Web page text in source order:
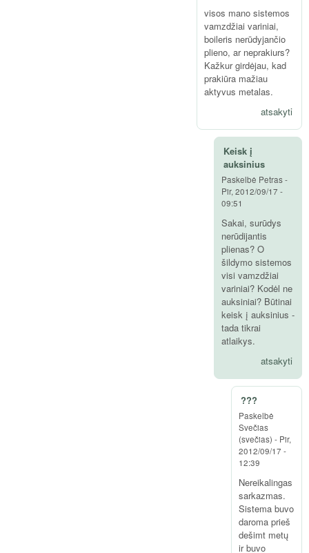
visos mano sistemos
vamzdžiai variniai,
boileris nerūdyjančio
plieno, ar neprakiurs?
Kažkur girdėjau, kad
prakiūra mažiau
aktyvus metalas.
atsakyti
Keisk į
auksinius
Paskelbė Petras-
Pir, 2012/09/17 -
09:51
Sakai, surūdys
nerūdijantis
plienas? O
šildymo sistemos
visi vamzdžiai
variniai? Kodėl ne
auksiniai? Būtinai
keisk į auksinius -
tada tikrai
atlaikys.
atsakyti
???
Paskelbė
Svečias
(svečias) - Pir,
2012/09/17 -
12:39
Nereikalingas
sarkazmas.
Sistema buvo
daroma prieš
dešimt metų
ir buvo